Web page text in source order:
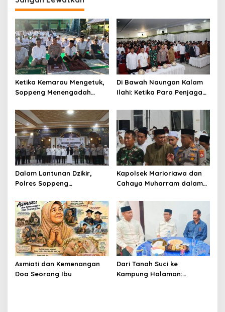
Ketika Kemarau Mengetuk,
Soppeng Menengadah
Di Bawah Naungan Kalam
Ilahi: Ketika Para Penjaga
Penjaga Al-Qur’an
Dalam Lantunan Dzikir,
Polres Soppeng
untuk Negeri
Kapolsek Marioriawa dan
Cahaya Muharram dalam
Asmiati dan Kemenangan
Doa Seorang Ibu
Dari Tanah Suci ke
Kampung Halaman: